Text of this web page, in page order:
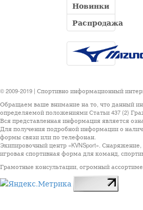
Новинки
Распродажа
© 2009-2019 | Спортивно информационный
Обращаем ваше внимание на то, что данный
определяемой положениями Статьи 437 (2)
Вся представленная информация является
Для получения подробной информации о
формы связи или по телефонан.
Экипировочный центр «KVNSport».
игровая спортивная форма для команд,
Грамотные консультации, огромный